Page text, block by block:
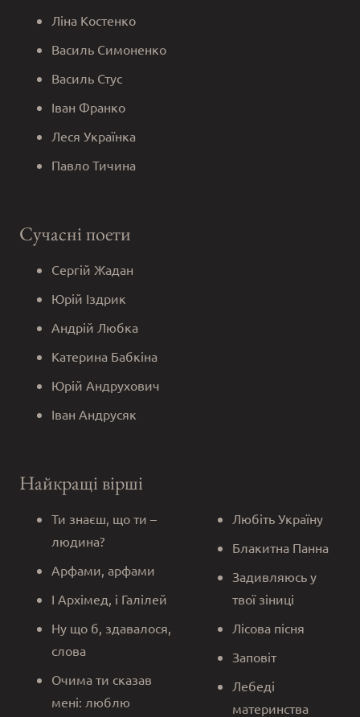
Ліна Костенко
Василь Симоненко
Василь Стус
Іван Франко
Леся Українка
Павло Тичина
Сучасні поети
Сергій Жадан
Юрій Іздрик
Андрій Любка
Катерина Бабкіна
Юрій Андрухович
Іван Андрусяк
Найкращі вірші
Ти знаєш, що ти –
людина?
Арфами, арфами
І Архімед, і Галілей
Ну що б, здавалося,
слова
Очима ти сказав
мені: люблю
Любіть Україну
Блакитна Панна
Задивляюсь у
твої зіниці
Лісова пісня
Заповіт
Лебеді
материнства